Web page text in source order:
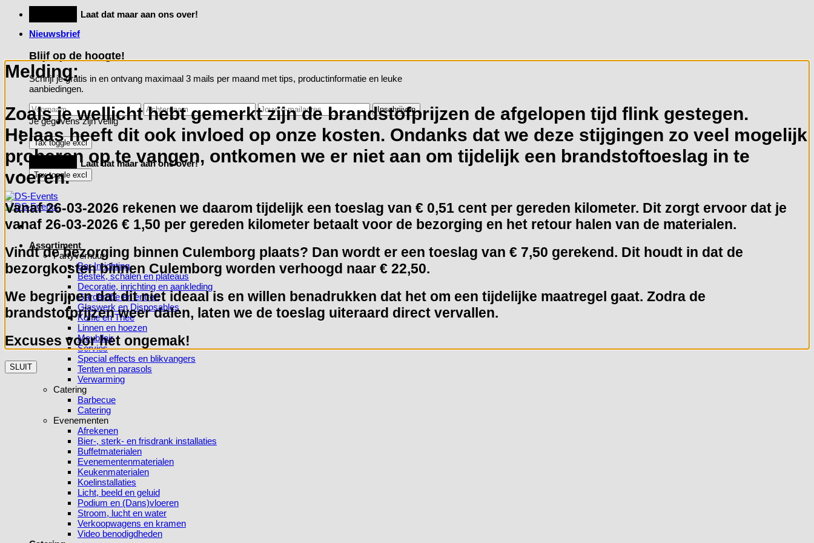
inhoud
Laat dat maar aan ons over!
Nieuwsbrief
Blijf op de hoogte!
Schrijf je gratis in en ontvang maximaal 3 mails per maand met tips, productinformatie en leuke
aanbiedingen.
Je gegevens zijn veilig
Laat dat maar aan ons over!
Assortiment
Partyverhuur
Bar Inrichting
Bestek, schalen en plateaus
Decoratie, inrichting en aankleding
Garderobe en entree
Glaswerk en Disposables
Koffie en Thee
Linnen en hoezen
Meubilair
Servies
Special effects en blikvangers
Tenten en parasols
Verwarming
Catering
Barbecue
Catering
Evenementen
Afrekenen
Bier-, sterk- en frisdrank installaties
Buffetmaterialen
Evenementenmaterialen
Keukenmaterialen
Koelinstallaties
Licht, beeld en geluid
Podium en (Dans)vloeren
Stroom, lucht en water
Verkoopwagens en kramen
Video benodigdheden
Melding:
Zoals je wellicht hebt gemerkt zijn de brandstofprijzen de afgelopen tijd flink gestegen.
Helaas heeft dit ook invloed op onze kosten. Ondanks dat we deze stijgingen zo veel mogelijk
proberen op te vangen, ontkomen we er niet aan om tijdelijk een brandstoftoeslag in te
voeren.
Vanaf26-03-2026 rekenen we daarom tijdelijk een toeslag van € 0,51 cent per gereden kilometer. Dit zorgt ervoor dat je
vanaf 26-03-2026 € 1,50 per gereden kilometer betaalt voor de bezorging en het retour halen van de materialen.
Vindt de bezorging binnen Culemborg plaats? Dan wordt er een toeslag van € 7,50 gerekend. Dit houdt in dat de
bezorgkosten binnen Culemborg worden verhoogd naar € 22,50.
We begrijpen dat dit niet ideaal is en willen benadrukken dat het om een tijdelijke maatregel gaat. Zodra de
brandstofprijzen weer dalen, laten we de toeslag uiteraard direct vervallen.
Excuses voor het ongemak!
SLUIT